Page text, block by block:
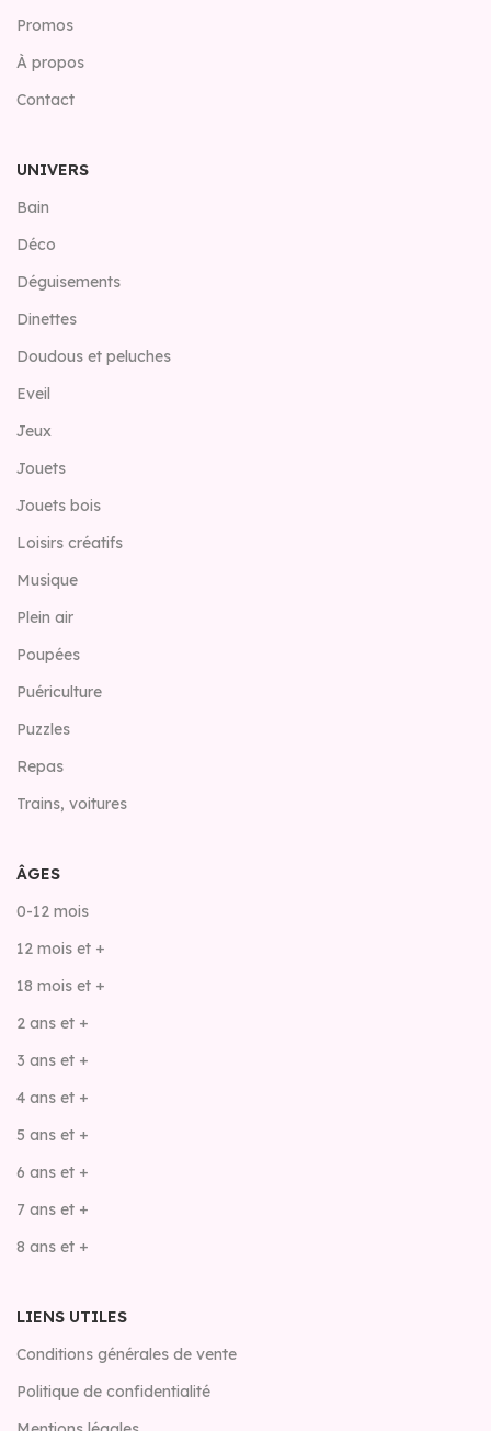
Promos
À propos
Contact
UNIVERS
Bain
Déco
Déguisements
Dinettes
Doudous et peluches
Eveil
Jeux
Jouets
Jouets bois
Loisirs créatifs
Musique
Plein air
Poupées
Puériculture
Puzzles
Repas
Trains, voitures
ÂGES
0-12 mois
12 mois et +
18 mois et +
2 ans et +
3 ans et +
4 ans et +
5 ans et +
6 ans et +
7 ans et +
8 ans et +
LIENS UTILES
Conditions générales de vente
Politique de confidentialité